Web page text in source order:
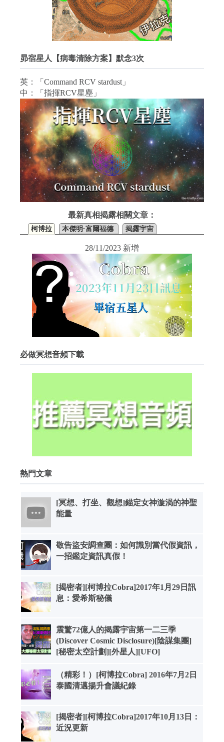
昴宿星人【病毒清除方案】默念3次
英：「Command RCV stardust」
中：「指揮RCV星塵」
最新真相揭露相關文章：
柯博拉 本傑明·富爾福德 揭露宇宙
28/11/2023 新增
必做冥想音頻下載
熱門文章
[冥想、打坐、觀想]錨定女神漩渦的神聖
能量
敬告盜安調查團：如何識別當代假資訊，
一招鑑定資訊真假！
[揭密者][柯博拉Cobra]2017年1月29日訊
息：愛希斯秘儀
震驚72億人的揭露宇宙第一二三季
(Discover Cosmic Disclosure)[陰謀集團]
[秘密太空計劃][外星人][UFO]
（精彩！）[柯博拉Cobra] 2016年7月2日
泰國清邁揚升會議紀錄
[揭密者][柯博拉Cobra]2017年10月13日：
近況更新